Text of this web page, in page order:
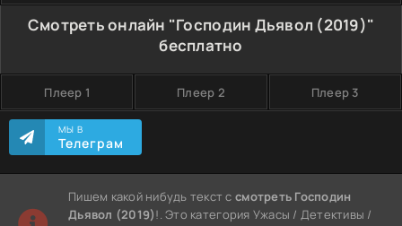
Смотреть онлайн "Господин Дьявол (2019)"
бесплатно
Плеер 1 Плеер 2 Плеер 3
МЫ В
Телеграм
Пишем какой нибудь текст ссмотреть Господин
Дьявол (2019)!. Это категория Ужасы / Детективы /